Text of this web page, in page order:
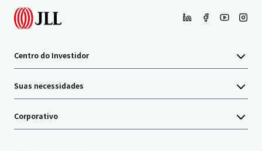
Centro do Investidor
Suas necessidades
Corporativo